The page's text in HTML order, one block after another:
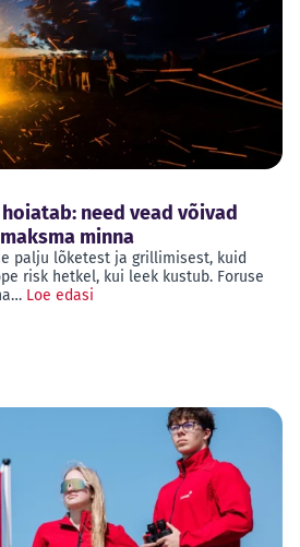
need vead võivad
minna
palju lõketest ja grillimisest, kuid
risk hetkel, kui leek kustub. Foruse
Loe edasi